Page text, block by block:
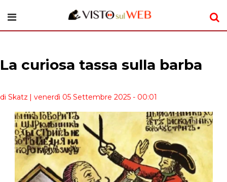
La curiosa tassa sulla barba
di Skatz | venerdì 05 Settembre 2025 - 00:01